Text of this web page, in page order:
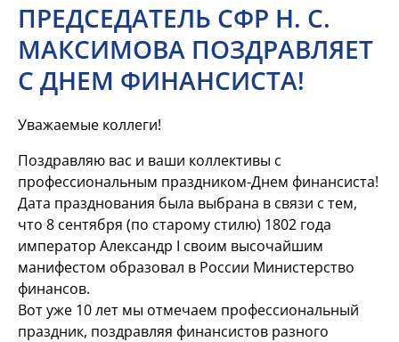
ПРЕДСЕДАТЕЛЬ СФР Н. С.
МАКСИМОВА ПОЗДРАВЛЯЕТ
С ДНЕМ ФИНАНСИСТА!
Уважаемые коллеги!
Поздравляю вас и ваши коллективы с
профессиональным праздником-Днем финансиста!
Дата празднования была выбрана в связи с тем,
что 8 сентября (по старому стилю) 1802 года
император Александр I своим высочайшим
манифестом образовал в России Министерство
финансов.
Вот уже 10 лет мы отмечаем профессиональный
праздник, поздравляя финансистов разного